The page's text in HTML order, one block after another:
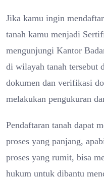
Jika kamu ingin
tanah kamu menjadi
mengunjungi Kantor
di wilayah tanah tersebut
dokumen dan verifikasi
melakukan pengukuran
Pendaftaran tanah dapat
proses yang panjang,
proses yang rumit, bisa
hukum untuk dibantu